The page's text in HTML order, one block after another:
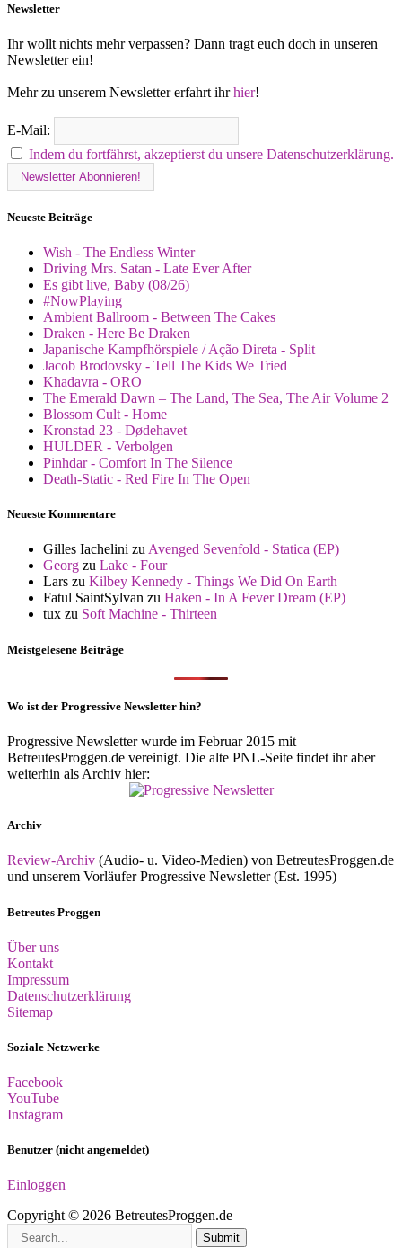
Newsletter
Ihr wollt nichts mehr verpassen? Dann tragt euch doch in unseren
Newsletter ein!
Mehr zu unserem Newsletter erfahrt ihrhier!
E-Mail:
Indem du fortfährst, akzeptierst du unsere Datenschutzerklärung.
Neueste Beiträge
Wish - The Endless Winter
Driving Mrs. Satan - Late Ever After
Es gibt live, Baby (08/26)
#NowPlaying
Ambient Ballroom - Between The Cakes
Draken - Here Be Draken
Japanische Kampfhörspiele / Ação Direta - Split
Jacob Brodovsky - Tell The Kids We Tried
Khadavra - ORO
The Emerald Dawn – The Land, The Sea, The Air Volume 2
Blossom Cult - Home
Kronstad 23 - Dødehavet
HULDER - Verbolgen
Pinhdar - Comfort In The Silence
Death-Static - Red Fire In The Open
Neueste Kommentare
Gilles Iachelini zu Avenged Sevenfold - Statica (EP)
Georg zu Lake - Four
Lars zu Kilbey Kennedy - Things We Did On Earth
Fatul SaintSylvan zu Haken - In A Fever Dream (EP)
tux zu Soft Machine - Thirteen
Meistgelesene Beiträge
Wo ist der Progressive Newsletter hin?
Progressive Newsletter wurde im Februar 2015 mit
BetreutesProggen.de vereinigt. Die alte PNL-Seite findet ihr aber
weiterhin als Archiv hier:
Archiv
Review-Archiv (Audio- u. Video-Medien) von BetreutesProggen.de
und unserem Vorläufer Progressive Newsletter (Est. 1995)
Betreutes Proggen
Über uns
Kontakt
Impressum
Datenschutzerklärung
Sitemap
Soziale Netzwerke
Facebook
YouTube
Instagram
Benutzer (nicht angemeldet)
Einloggen
Copyright © 2026 BetreutesProggen.de
Submit